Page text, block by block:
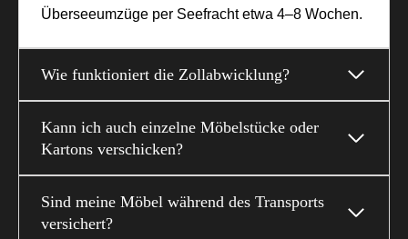
Überseeumzüge per Seefracht etwa 4–8 Wochen.
Wie funktioniert die Zollabwicklung?
Kann ich auch einzelne Möbelstücke oder
Kartons verschicken?
Sind meine Möbel während des Transports
versichert?